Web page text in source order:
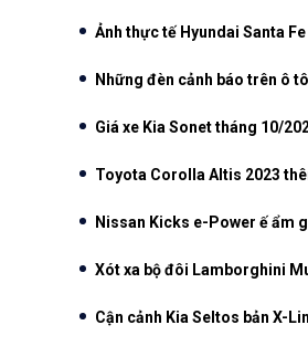
Ảnh thực tế Hyundai Santa
Những đèn cảnh báo trên ô
Giá xe Kia Sonet tháng 10/
Toyota Corolla Altis 2023
Nissan Kicks e-Power ế ẩm
Xót xa bộ đôi Lamborghini
Cận cảnh Kia Seltos bản X-